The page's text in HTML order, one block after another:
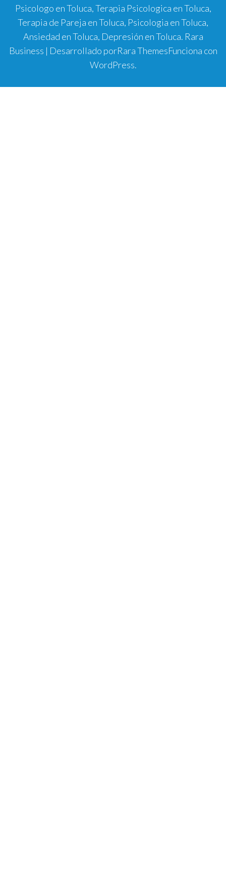
Psicologo en Toluca, Terapia Psicologica en Toluca,
Terapia de Pareja en Toluca, Psicologia en Toluca,
Ansiedad en Toluca, Depresión en Toluca. Rara
Business | Desarrollado porRara ThemesFunciona con
WordPress.